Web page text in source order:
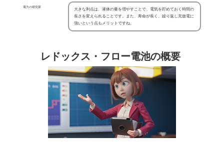
電力の研究家
大きな利点は、液体の量を増やすことで、電気を貯めておく時間の
長さを変えられることです。また、寿命が長く、繰り返し充放電に
強いという点もメリットですね。
レドックス・フロー電池の概要